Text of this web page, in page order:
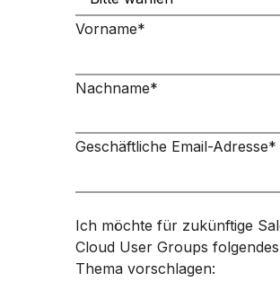
Vorname*
Nachname*
Geschäftliche Email-Adresse*
Ich möchte für zukünftige
Cloud User Groups folgendes
Thema vorschlagen: